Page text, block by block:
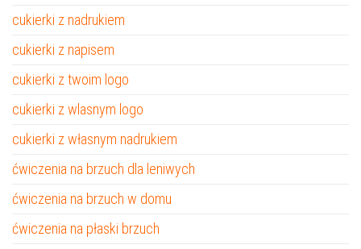
cukierki z nadrukiem
cukierki z napisem
cukierki z twoim logo
cukierki z wlasnym logo
cukierki z własnym nadrukiem
ćwiczenia na brzuch dla leniwych
ćwiczenia na brzuch w domu
ćwiczenia na płaski brzuch